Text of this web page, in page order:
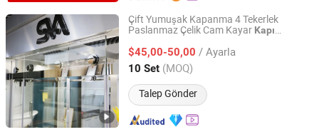
Çift Yumuşak Kapanma 4 Tekerlek
Paslanmaz Çelik Cam Kayar Kapı
$45,00-50,00 / Ayarla
10 Set (MOQ)
Talep Gönder
Guangdong SVA Precision Technology Co., Ltd.
Guangdong, China Fiyat 2020